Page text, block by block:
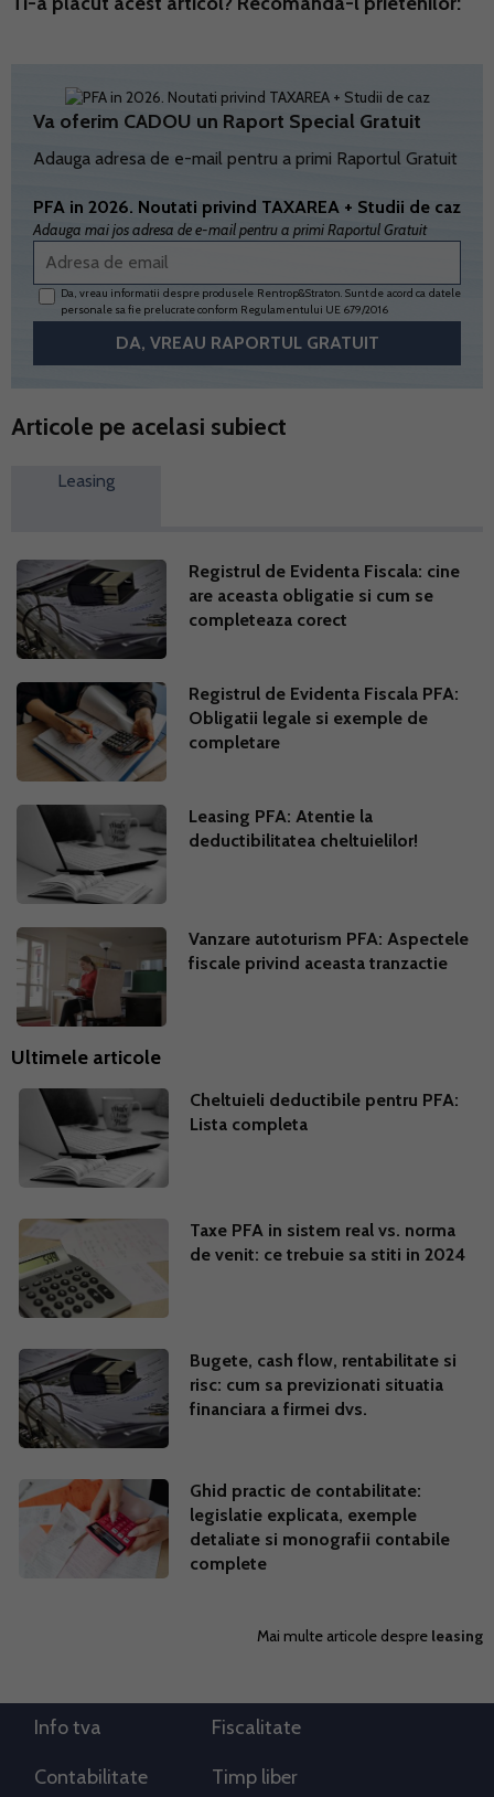
Va oferim CADOU un Raport Special Gratuit
Adauga adresa de e-mail pentru a primi Raportul Gratuit
PFA in 2026. Noutati privind TAXAREA + Studii de caz
Adauga mai jos adresa de e-mail pentru a primi Raportul Gratuit
Da, vreau informatii despre produsele Rentrop&Straton. Sunt de acord ca datele
personale sa fie prelucrate conform Regulamentului UE 679/2016
Articole pe acelasi subiect
Leasing
Registrul de Evidenta Fiscala: cine
are aceasta obligatie si cum se
completeaza corect
Registrul de Evidenta Fiscala PFA:
Obligatii legale si exemple de
completare
Leasing PFA: Atentie la
deductibilitatea cheltuielilor!
Vanzare autoturism PFA: Aspectele
fiscale privind aceasta tranzactie
Ultimele articole
Cheltuieli deductibile pentru PFA:
Lista completa
Taxe PFA in sistem real vs. norma
de venit: ce trebuie sa stiti in 2024
Bugete, cash flow, rentabilitate si
risc: cum sa previzionati situatia
financiara a firmei dvs.
Ghid practic de contabilitate:
legislatie explicata, exemple
detaliate si monografii contabile
complete
Mai multe articole despre leasing
Info tva Fiscalitate
Contabilitate Timp liber